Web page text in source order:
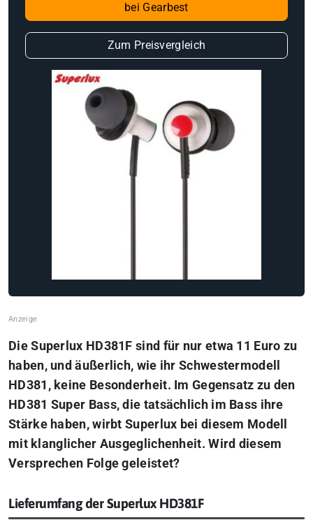
bei Gearbest
Zum Preisvergleich
Die Superlux HD381F sind für nur etwa 11 Euro zu
haben, und äußerlich, wie ihr Schwestermodell
HD381, keine Besonderheit. Im Gegensatz zu den
HD381 Super Bass, die tatsächlich im Bass ihre
Stärke haben, wirbt Superlux bei diesem Modell
mit klanglicher Ausgeglichenheit. Wird diesem
Versprechen Folge geleistet?
Lieferumfang der Superlux HD381F